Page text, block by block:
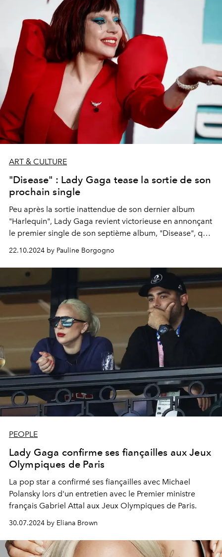
ART & CULTURE
"Disease" : Lady Gaga tease la sortie de son
prochain single
Peu après la sortie inattendue de son dernier album
"Harlequin", Lady Gaga revient victorieuse en annonçant
le premier single de son septième album, "Disease", qui
22.10.2024 by Pauline Borgogno
PEOPLE
Lady Gaga confirme ses fiançailles aux Jeux
Olympiques de Paris
La pop star a confirmé ses fiançailles avec Michael
Polansky lors d'un entretien avec le Premier ministre
français Gabriel Attal aux Jeux Olympiques de Paris.
30.07.2024 by Eliana Brown